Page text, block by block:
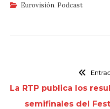
Eurovisión, Podcast
La RTP publica los
semifinales del